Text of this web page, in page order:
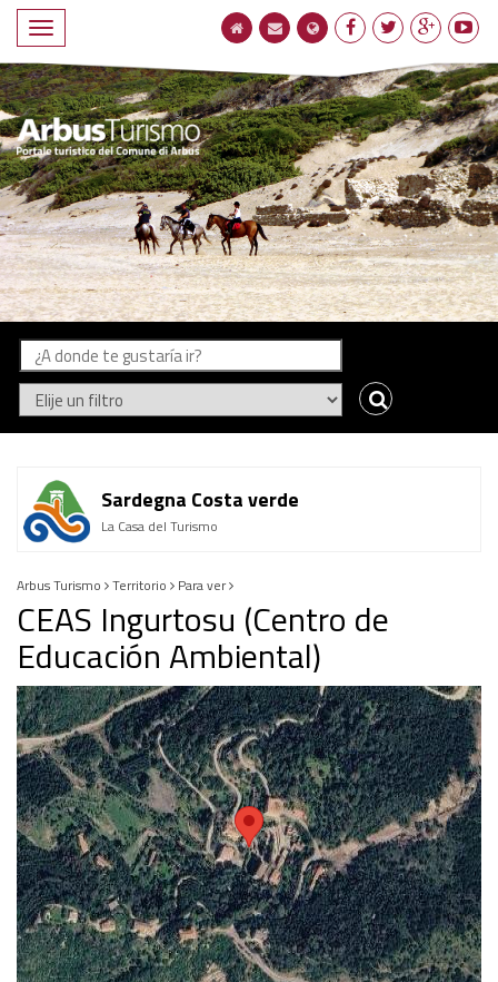
Compacto
de
navegación
Sardegna Costa verde
La Casa del Turismo
Arbus Turismo Territorio Para ver
CEAS Ingurtosu (Centro de
Educación Ambiental)